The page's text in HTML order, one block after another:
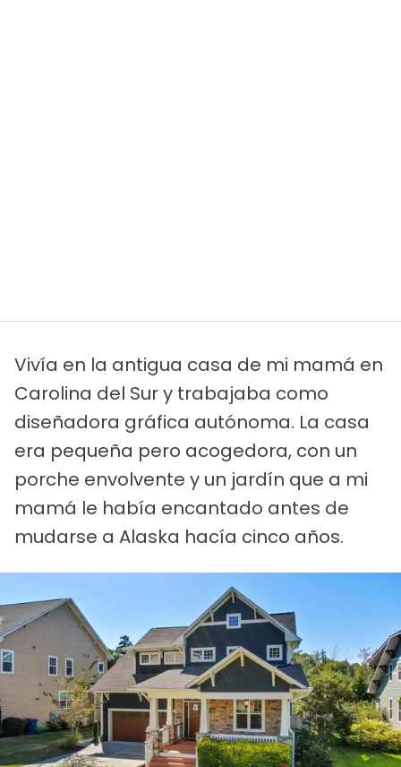
Vivía en la antigua casa de mi mamá en
Carolina del Sur y trabajaba como
diseñadora gráfica autónoma. La casa
era pequeña pero acogedora, con un
porche envolvente y un jardín que a mi
mamá le había encantado antes de
mudarse a Alaska hacía cinco años.